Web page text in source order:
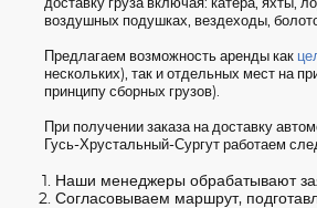
доставку груза включая: катера, яхты,
воздушных подушках, вездеходы,
Предлагаем возможность аренды как
нескольких), так и отдельных мест на
принципу сборных грузов).
При получении заказа на доставку
Гусь-Хрустальный-Сургут работаем
Наши менеджеры обрабатывают
Согласовываем маршрут,